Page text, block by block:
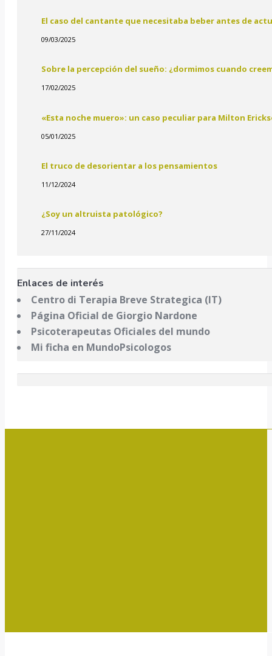
El caso del cantante que necesitaba beber antes de
09/03/2025
Sobre la percepción del sueño: ¿dormimos cuando
17/02/2025
«Esta noche muero»: un caso peculiar para Milton
05/01/2025
El truco de desorientar a los pensamientos
11/12/2024
¿Soy un altruista patológico?
27/11/2024
Enlaces de interés
Centro di Terapia Breve Strategica (IT)
Página Oficial de Giorgio Nardone
Psicoterapeutas Oficiales del mundo
Mi ficha en MundoPsicologos